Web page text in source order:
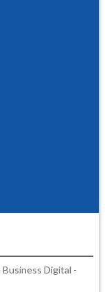
Digital -